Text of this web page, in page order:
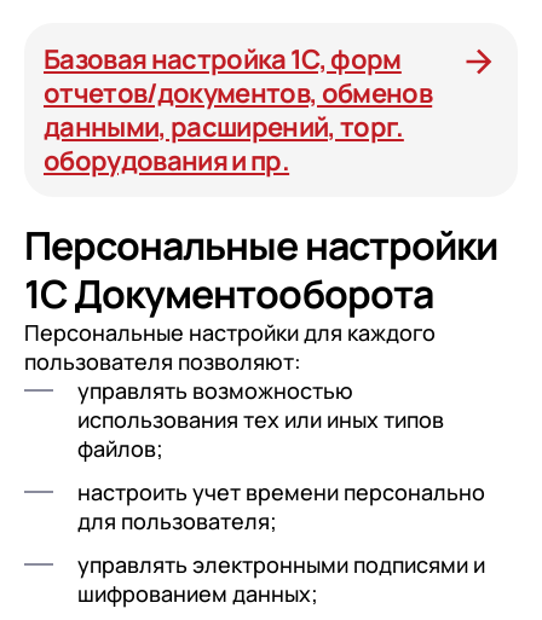
Базовая настройка 1С, форм
отчетов/документов, обменов
данными, расширений, торг.
оборудования и пр.
Персональные настройки
1С Документооборота
Персональные настройки для каждого
пользователя позволяют:
управлять возможностью
использования тех или иных типов
файлов;
настроить учет времени персонально
для пользователя;
управлять электронными подписями и
шифрованием данных;